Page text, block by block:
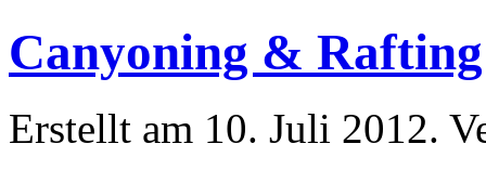
Canyoning &
Erstellt am 10. Juli 2012.